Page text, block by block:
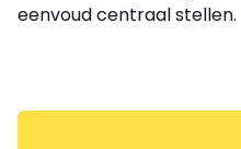
eenvoud centraal stellen.